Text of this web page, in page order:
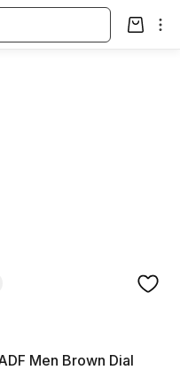
Men Brown Dial